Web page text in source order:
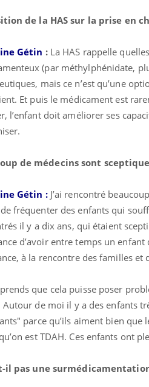
de la HAS sur la prise en
Gétin : La HAS rappelle
(par méthylphénidate,
mais ce n’est qu’une
Et puis le médicament est
l’enfant doit améliorer ses
de médecins sont
Gétin : J’ai rencontré
fréquenter des enfants qui
il y a dix ans, qui étaient
d’avoir entre temps un
à la rencontre des familles et
que cela puisse poser
Autour de moi il y a des enfants
parce qu’ils aiment bien que
est TDAH. Ces enfants ont
il pas une
symptômes de la
multiples ce qui la rend
osait en
reste
patients